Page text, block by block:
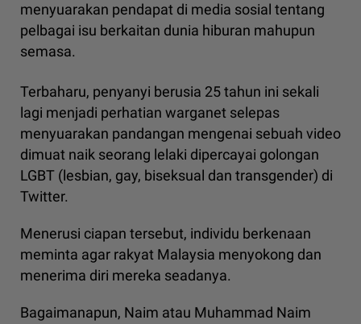
menyuarakan pendapat di media sosial tentang
pelbagai isu berkaitan dunia hiburan mahupun
semasa.
Terbaharu, penyanyi berusia 25 tahun ini sekali
lagi menjadi perhatian warganet selepas
menyuarakan pandangan mengenai sebuah video
dimuat naik seorang lelaki dipercayai golongan
LGBT (lesbian, gay, biseksual dan transgender) di
Twitter.
Menerusi ciapan tersebut, individu berkenaan
meminta agar rakyat Malaysia menyokong dan
menerima diri mereka seadanya.
Bagaimanapun, Naim atau Muhammad Naim